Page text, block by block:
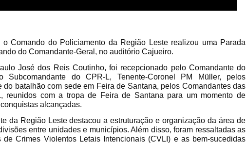
o Comando do Policiamento da Região Leste realizou uma Parada
do Comandante-Geral, no auditório Cajueiro.
José dos Reis Coutinho, foi recepcionado pelo Comandante do
do CPR-L, Tenente-Coronel PM Müller, pelos
batalhão com sede em Feira de Santana, pelos Comandantes das
reunidos com a tropa de Feira de Santana para um momento de
alcançadas.
da Região Leste destacou a estruturação e organização da área de
entre unidades e municípios. Além disso, foram ressaltadas as
Crimes Violentos Letais Intencionais (CVLI) e as bem-sucedidas